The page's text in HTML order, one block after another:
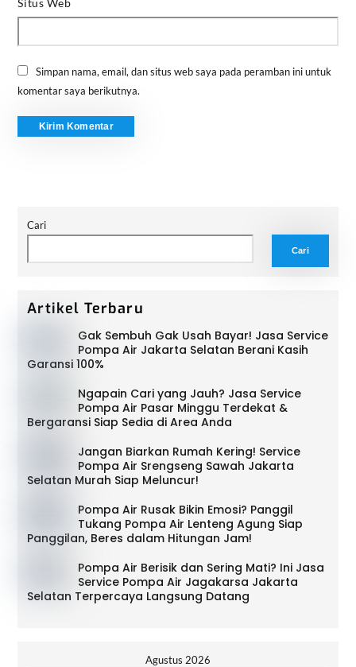
Situs Web
Simpan nama, email, dan situs web saya pada peramban ini untuk
komentar saya berikutnya.
Cari
Cari
Artikel Terbaru
Gak Sembuh Gak Usah Bayar! Jasa Service
Pompa Air Jakarta Selatan Berani Kasih
Garansi 100%
Ngapain Cari yang Jauh? Jasa Service
Pompa Air Pasar Minggu Terdekat &
Bergaransi Siap Sedia di Area Anda
Jangan Biarkan Rumah Kering! Service
Pompa Air Srengseng Sawah Jakarta
Selatan Murah Siap Meluncur!
Pompa Air Rusak Bikin Emosi? Panggil
Tukang Pompa Air Lenteng Agung Siap
Panggilan, Beres dalam Hitungan Jam!
Pompa Air Berisik dan Sering Mati? Ini Jasa
Service Pompa Air Jagakarsa Jakarta
Selatan Terpercaya Langsung Datang
Agustus 2026